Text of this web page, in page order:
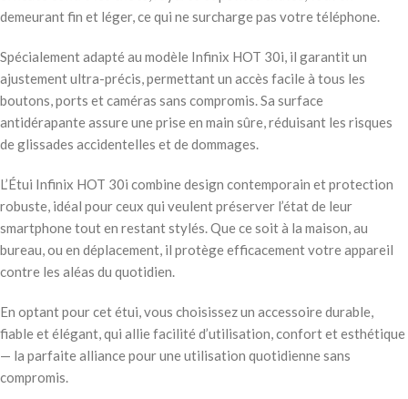
demeurant fin et léger, ce qui ne surcharge pas votre téléphone.
Spécialement adapté au modèle Infinix HOT 30i, il garantit un
ajustement ultra-précis, permettant un accès facile à tous les
boutons, ports et caméras sans compromis. Sa surface
antidérapante assure une prise en main sûre, réduisant les risques
de glissades accidentelles et de dommages.
L’Étui Infinix HOT 30i combine design contemporain et protection
robuste, idéal pour ceux qui veulent préserver l’état de leur
smartphone tout en restant stylés. Que ce soit à la maison, au
bureau, ou en déplacement, il protège efficacement votre appareil
contre les aléas du quotidien.
En optant pour cet étui, vous choisissez un accessoire durable,
fiable et élégant, qui allie facilité d’utilisation, confort et esthétique
— la parfaite alliance pour une utilisation quotidienne sans
compromis.